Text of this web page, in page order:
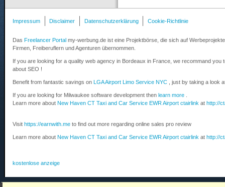
Impressum Disclaimer Datenschutzerklärung Cookie-Richtlinie
Das Freelancer Portal my-werbung.de ist eine Projektbörse, die sich auf
Firmen, Freiberuflern und Agenturen übernommen.
If you are looking for a quality web agency in Bordeaux in France, we recommand you
about SEO !
Benefit from fantastic savings on LGA Airport Limo Service NYC , just by taking a look
If you are looking for Milwaukee software development then learn more
Learn more about New Haven CT Taxi and Car Service EWR Airport ctairlink at http://
Visit https://earnwith.me to find out more regarding online sales pro review
Learn more about New Haven CT Taxi and Car Service EWR Airport ctairlink at http://
kostenlose anzeige